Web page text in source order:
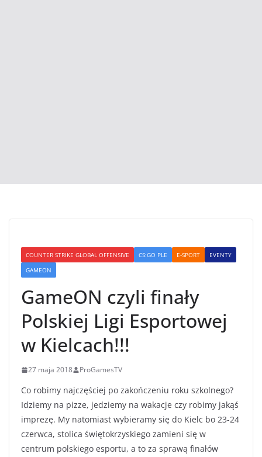
COUNTER STRIKE GLOBAL OFFENSIVE CS:GO PLE E-SPORT
EVENTY
GAMEON
GameON czyli finały
Polskiej Ligi Esportowej
w Kielcach!!!
27 maja 2018 ProGamesTV
Co robimy najczęściej po zakończeniu roku szkolnego?
Idziemy na pizze, jedziemy na wakacje czy robimy jakąś
imprezę. My natomiast wybieramy się do Kielc bo 23-24
czerwca, stolica świętokrzyskiego zamieni się w
centrum polskiego esportu, a to za sprawą finałów